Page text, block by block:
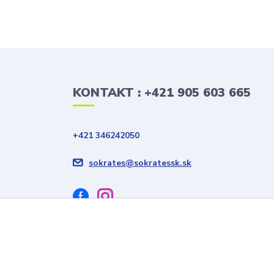
KONTAKT : +421 905 603 665
+421 346242050
sokrates@sokratessk.sk